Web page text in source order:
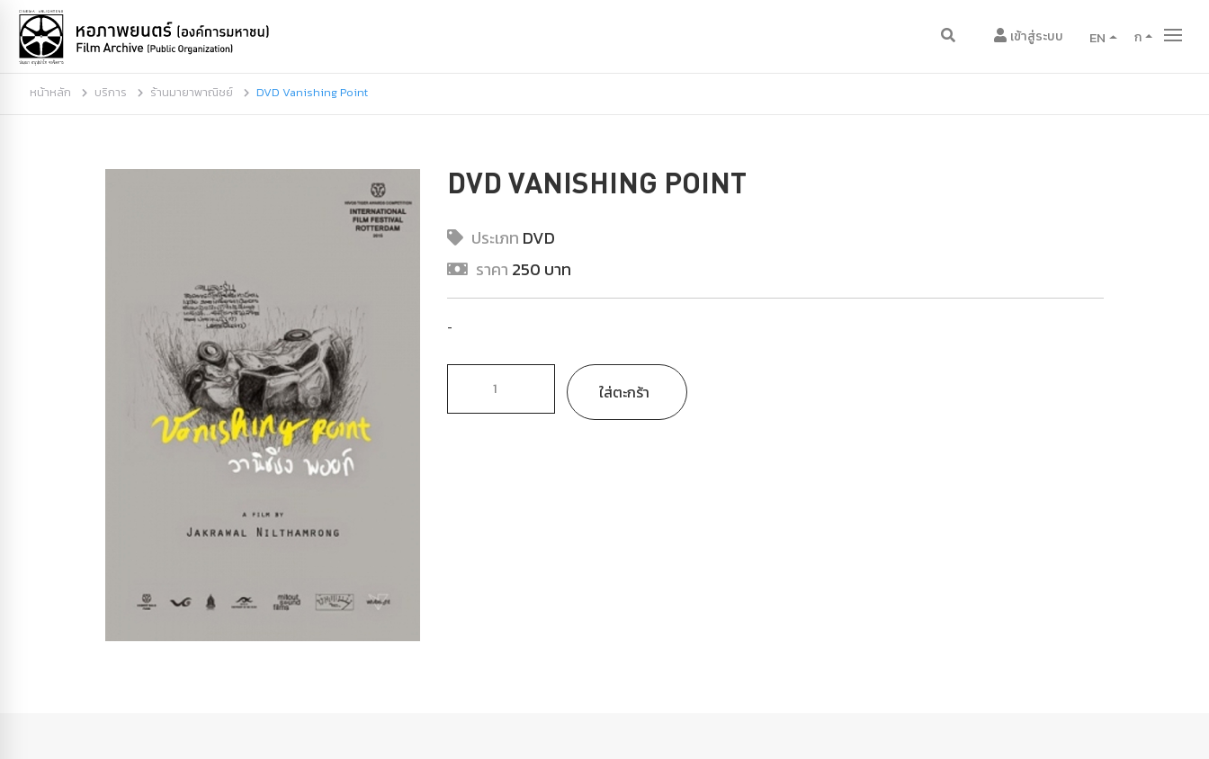
เข้าสู่ระบบ EN ก
หน้าหลัก บริการ ร้านมายาพาณิชย์ DVD Vanishing Point
DVD VANISHING POINT
ประเภท DVD
ราคา 250 บาท
-
ใส่ตะกร้า